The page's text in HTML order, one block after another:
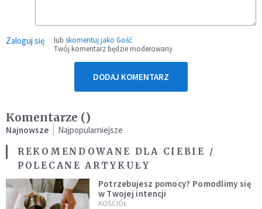
Zaloguj się lub skomentuj jako Gość
Twój komentarz będzie moderowany
DODAJ KOMENTARZ
Komentarze ()
Najnowsze
Najpopularniejsze
REKOMENDOWANE DLA CIEBIE /
POLECANE ARTYKUŁY
Potrzebujesz pomocy? Pomodlimy się
w Twojej intencji
KOŚCIÓŁ